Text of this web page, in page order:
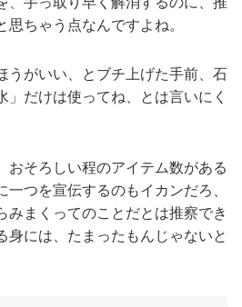
ちゃう点なんですよね。
うがいい、とブチ上げた手前、石
」だけは使ってね、とは言いにく
おそろしい程のアイテム数がある
一つを宣伝するのもイカンだろ、
みまくってのことだとは推察でき
身には、たまったもんじゃないと